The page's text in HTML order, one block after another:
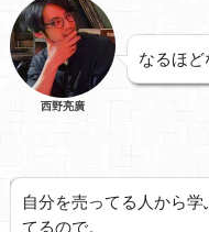
西野亮廣
なるほど
自分を売ってる人から
てるので。